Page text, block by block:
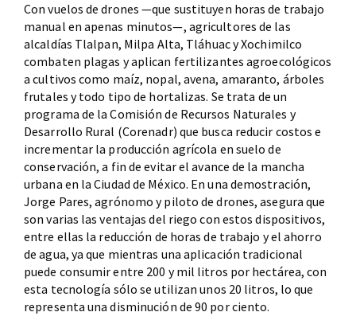
Con vuelos de drones —que sustituyen horas de trabajo
manual en apenas minutos—, agricultores de las
alcaldías Tlalpan, Milpa Alta, Tláhuac y Xochimilco
combaten plagas y aplican fertilizantes agroecológicos
a cultivos como maíz, nopal, avena, amaranto, árboles
frutales y todo tipo de hortalizas. Se trata de un
programa de la Comisión de Recursos Naturales y
Desarrollo Rural (Corenadr) que busca reducir costos e
incrementar la producción agrícola en suelo de
conservación, a fin de evitar el avance de la mancha
urbana en la Ciudad de México. En una demostración,
Jorge Pares, agrónomo y piloto de drones, asegura que
son varias las ventajas del riego con estos dispositivos,
entre ellas la reducción de horas de trabajo y el ahorro
de agua, ya que mientras una aplicación tradicional
puede consumir entre 200 y mil litros por hectárea, con
esta tecnología sólo se utilizan unos 20 litros, lo que
representa una disminución de 90 por ciento.